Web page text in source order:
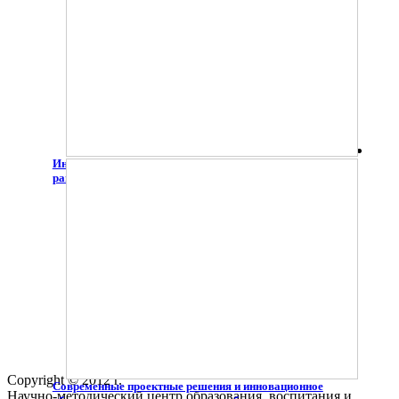
Интерактивный интенсив "Равные возможности -
равные права"
Современные проектные решения и инновационное
Copyright © 2012 г.